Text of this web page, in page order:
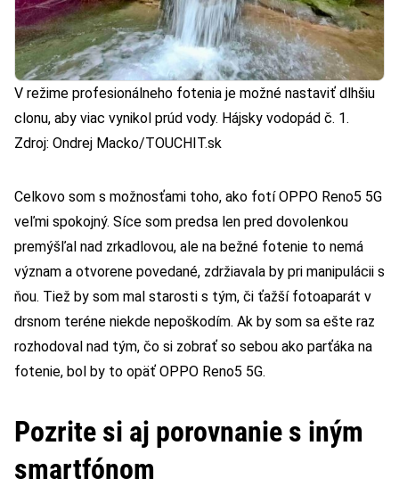
V režime profesionálneho fotenia je možné nastaviť dlhšiu
clonu, aby viac vynikol prúd vody. Hájsky vodopád č. 1.
Zdroj: Ondrej Macko/TOUCHIT.sk
Celkovo som s možnosťami toho, ako fotí OPPO Reno5 5G
veľmi spokojný. Síce som predsa len pred dovolenkou
premýšľal nad zrkadlovou, ale na bežné fotenie to nemá
význam a otvorene povedané, zdržiavala by pri manipulácii s
ňou. Tiež by som mal starosti s tým, či ťažší fotoaparát v
drsnom teréne niekde nepoškodím. Ak by som sa ešte raz
rozhodoval nad tým, čo si zobrať so sebou ako parťáka na
fotenie, bol by to opäť OPPO Reno5 5G.
Pozrite si aj porovnanie s iným
smartfónom